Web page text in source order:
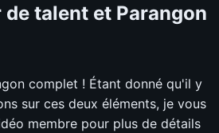
talent et Parangon
complet ! Étant donné qu'il y
sur ces deux éléments, je vous
membre pour plus de détails